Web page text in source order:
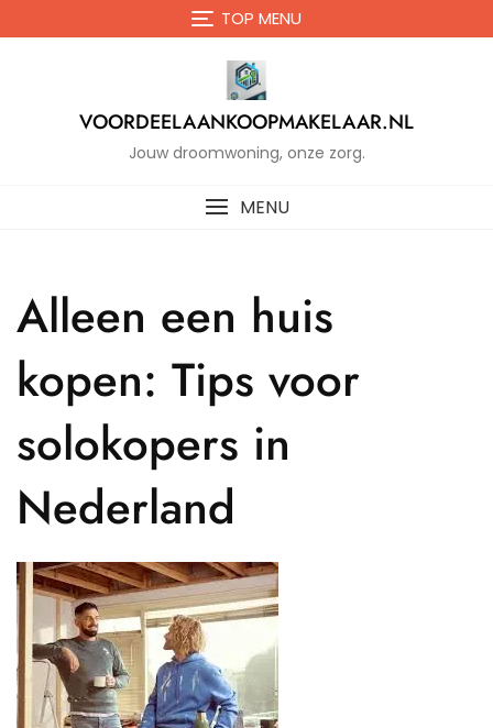
de
TOP MENU
VOORDEELAANKOOPMAKELAAR.NL
Jouw droomwoning, onze zorg.
MENU
Alleen een huis
kopen: Tips voor
solokopers in
Nederland